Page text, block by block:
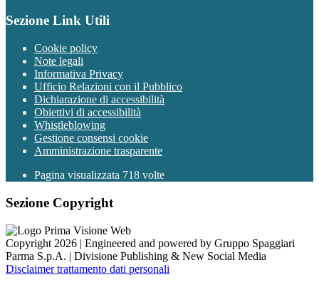
Sezione Link Utili
Cookie policy
Note legali
Informativa Privacy
Ufficio Relazioni con il Pubblico
Dichiarazione di accessibilità
Obiettivi di accessibilità
Whistleblowing
Gestione consensi cookie
Amministrazione trasparente
Pagina visualizzata 718 volte
Sezione Copyright
Copyright 2026 | Engineered and powered by Gruppo Spaggiari
Parma S.p.A. | Divisione Publishing & New Social Media
Disclaimer trattamento dati personali